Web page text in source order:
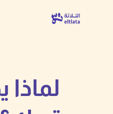
لماذا